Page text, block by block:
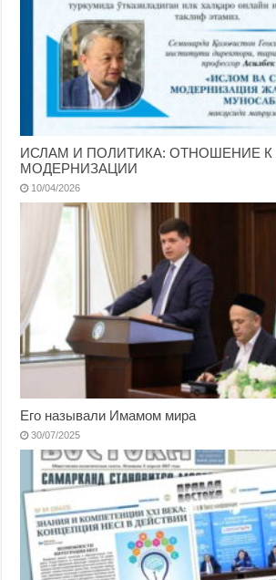
ИСЛАМ И ПОЛИТИКА: ОТНОШЕНИЕ
МОДЕРНИЗАЦИИ
10/04/2026
Его называли Имамом мира
30/07/2025